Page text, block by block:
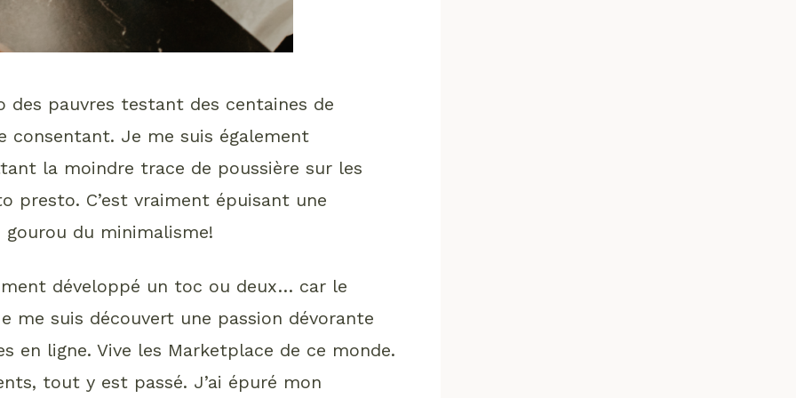
des pauvres testant des centaines de
consentant. Je me suis également
la moindre trace de poussière sur les
presto. C’est vraiment épuisant une
gourou du minimalisme!
développé un toc ou deux… car le
me suis découvert une passion dévorante
en ligne. Vive les Marketplace de ce monde.
tout y est passé. J’ai épuré mon